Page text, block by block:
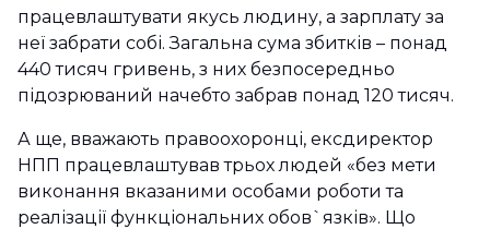
працевлаштувати якусь людину, а зарплату за
неї забрати собі. Загальна сума збитків – понад
440 тисяч гривень, з них безпосередньо
підозрюваний начебто забрав понад 120 тисяч.
А ще, вважають правоохоронці, ексдиректор
НПП працевлаштував трьох людей «без мети
виконання вказаними особами роботи та
реалізації функціональних обов`язків». Що